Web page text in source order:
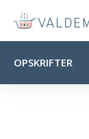
OPSKRIFTER